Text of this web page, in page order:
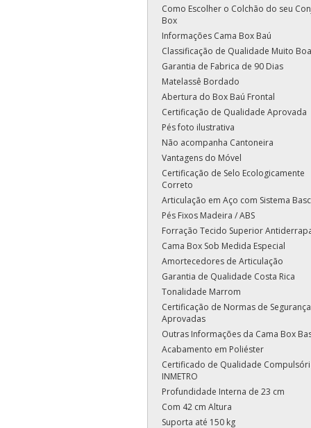
Como Escolher o Colchão do seu
Box
Informações Cama Box Baú
Classificação de Qualidade Muito Boa
Garantia de Fabrica de 90 Dias
Matelassê Bordado
Abertura do Box Baú Frontal
Certificação de Qualidade Aprovada
Pés foto ilustrativa
Não acompanha Cantoneira
Vantagens do Móvel
Certificação de Selo Ecologicamente
Correto
Articulação em Aço com Sistema
Pés Fixos Madeira / ABS
Forração Tecido Superior
Cama Box Sob Medida Especial
Amortecedores de Articulação
Garantia de Qualidade Costa Rica
Tonalidade Marrom
Certificação de Normas de Segurança
Aprovadas
Outras Informações da Cama Box
Acabamento em Poliéster
Certificado de Qualidade
INMETRO
Profundidade Interna de 23 cm
Com 42 cm Altura
Suporta até 150 kg